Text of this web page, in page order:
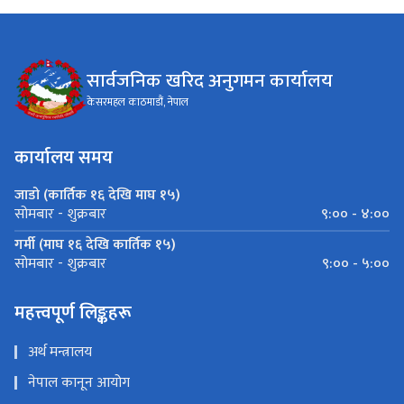
सार्वजनिक खरिद अनुगमन कार्यालय
केसरमहल काठमाडौं, नेपाल
कार्यालय समय
जाडो (कार्तिक १६ देखि माघ १५)
सोमबार - शुक्रबार
९:०० - ४:००
गर्मी (माघ १६ देखि कार्तिक १५)
सोमबार - शुक्रबार ९:०० - ५:००
महत्त्वपूर्ण लिङ्कहरू
अर्थ मन्त्रालय
नेपाल कानून आयोग